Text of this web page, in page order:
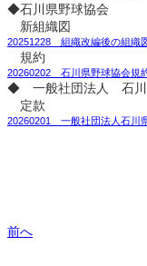
◆石川県野球協会
新組織図
20251228 組織改編後の組織
規約
20260202 石川県野球協会規
◆ 一般社団法人 石川
定款
20260201 一般社団法人石川
前へ